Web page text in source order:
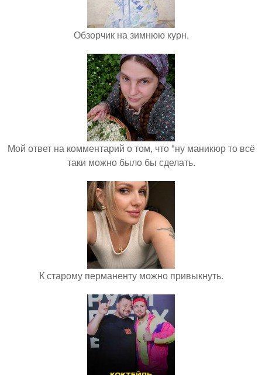
Обзорчик на зимнюю курн.
Мой ответ на комментарий о том, что "ну маникюр то всё
таки можно было бы сделать.
К старому перманенту можно привыкнуть.